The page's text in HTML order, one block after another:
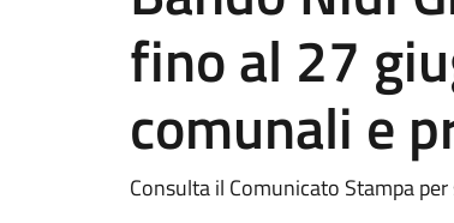
fino al 27
comunali e
Consulta il Comunicato Stampa per